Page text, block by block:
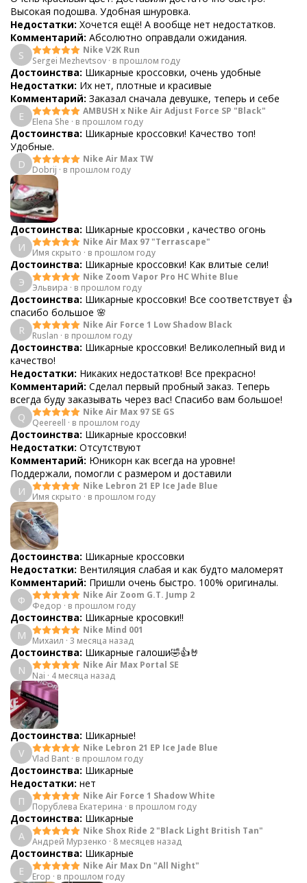
Высокая подошва. Удобная шнуровка.
Недостатки: Хочется ещё! А вообще нет недостатков.
Комментарий: Абсолютно оправдали ожидания.
S
Nike V2K Run
Sergei Mezhevtsov · в прошлом году
Достоинства: Шикарные кроссовки, очень удобные
Недостатки: Их нет, плотные и красивые
Комментарий: Заказал сначала девушке, теперь и себе
E
AMBUSH x Nike Air Adjust Force SP "Black"
Elena She · в прошлом году
Достоинства: Шикарные кроссовки! Качество топ!
Удобные.
D
Nike Air Max TW
Dobrij · в прошлом году
Достоинства: Шикарные кроссовки , качество огонь
И
Nike Air Max 97 "Terrascape"
Имя скрыто · в прошлом году
Достоинства: Шикарные кроссовки! Как влитые сели!
Э
Nike Zoom Vapor Pro HC White Blue
Эльвира · в прошлом году
Достоинства: Шикарные кроссовки! Все соответствует 👍
спасибо большое 🌸
R
Nike Air Force 1 Low Shadow Black
Ruslan · в прошлом году
Достоинства: Шикарные кроссовки! Великолепный вид и
качество!
Недостатки: Никаких недостатков! Все прекрасно!
Комментарий: Сделал первый пробный заказ. Теперь
всегда буду заказывать через вас! Спасибо вам большое!
Q
Nike Air Max 97 SE GS
Qeereell · в прошлом году
Достоинства: Шикарные кроссовки!
Недостатки: Отсутствуют
Комментарий: Юникорн как всегда на уровне!
Поддержали, помогли с размером и доставили
И
Nike Lebron 21 EP Ice Jade Blue
Имя скрыто · в прошлом году
Достоинства: Шикарные кроссовки
Недостатки: Вентиляция слабая и как будто маломерят
Комментарий: Пришли очень быстро. 100% оригиналы.
Ф
Nike Air Zoom G.T. Jump 2
Федор · в прошлом году
Достоинства: Шикарные кросовки!!
М
Nike Mind 001
Михаил · 3 месяца назад
Достоинства: Шикарные галоши🤣👍🤘
N
Nike Air Max Portal SE
Nai · 4 месяца назад
Достоинства: Шикарные!
V
Nike Lebron 21 EP Ice Jade Blue
Vlad Bant · в прошлом году
Достоинства: Шикарные
Недостатки: нет
П
Nike Air Force 1 Shadow White
Порублева Екатерина · в прошлом году
Достоинства: Шикарные
А
Nike Shox Ride 2 "Black Light British Tan"
Андрей Мурзенко · 8 месяцев назад
Достоинства: Шикарные
Е
Nike Air Max Dn "All Night"
Егор · в прошлом году